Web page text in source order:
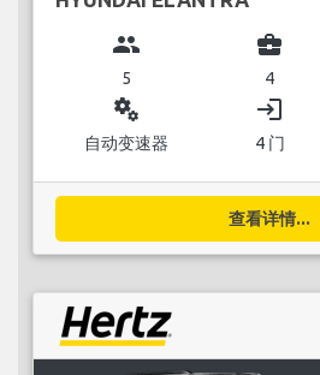
group
5
business_center
4
miscellaneous_services
自动变速器
login
4 门
查看详情...